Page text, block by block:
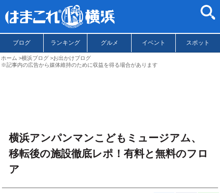
ブログ ランキング グルメ イベント スポット
ホーム 横浜ブログ
お出かけブログ
※記事内の広告から媒体維持のために収益を得る場合があります
横浜アンパンマンこどもミュージアム、
移転後の施設徹底レポ！有料と無料のフロ
ア